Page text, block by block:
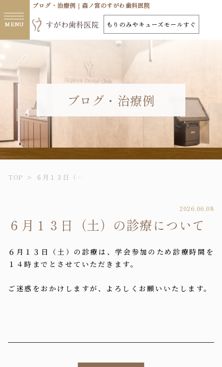
ブログ・治療例｜森ノ宮のすがわ歯科医院
もりのみやキューズモールすぐ
ブログ・治療例
TOP > ６月１３日（…
2026.06.08
６月１３日（土）の診療について
６月１３日（土）の診療は、学会参加のため診療時間を
１４時までとさせていただきます。
ご迷惑をおかけしますが、よろしくお願いいたします。